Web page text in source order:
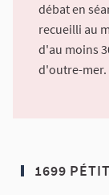
débat en
recueilli au
d'au moins
d'outre-mer.
1699